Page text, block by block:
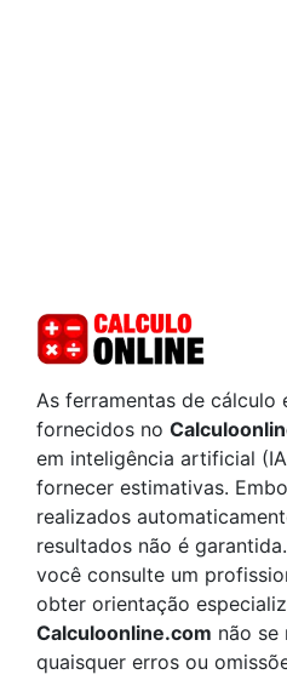
As ferramentas de cálculo
fornecidos no
em inteligência artificial
fornecer estimativas.
realizados
resultados não é
você consulte um
obter orientação
Calculoonline.com não se
quaisquer erros ou